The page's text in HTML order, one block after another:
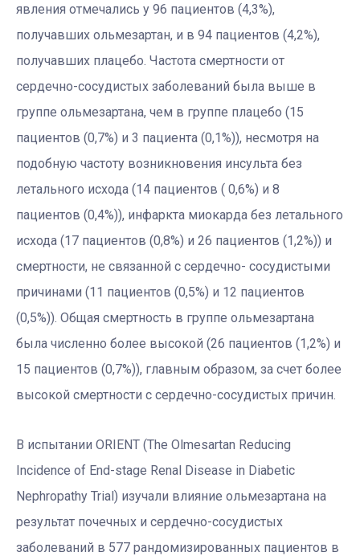
явления отмечались у 96 пациентов (4,3%),
получавших ольмезартан, и в 94 пациентов (4,2%),
получавших плацебо. Частота смертности от
сердечно-сосудистых заболеваний была выше в
группе ольмезартана, чем в группе плацебо (15
пациентов (0,7%) и 3 пациента (0,1%)), несмотря на
подобную частоту возникновения инсульта без
летального исхода (14 пациентов ( 0,6%) и 8
пациентов (0,4%)), инфаркта миокарда без летального
исхода (17 пациентов (0,8%) и 26 пациентов (1,2%)) и
смертности, не связанной с сердечно- сосудистыми
причинами (11 пациентов (0,5%) и 12 пациентов
(0,5%)). Общая смертность в группе ольмезартана
была численно более высокой (26 пациентов (1,2%) и
15 пациентов (0,7%)), главным образом, за счет более
высокой смертности с сердечно-сосудистых причин.
В испытании ORIENT (The Olmesartan Reducing
Incidence of End-stage Renal Disease in Diabetic
Nephropathy Trial) изучали влияние ольмезартана на
результат почечных и сердечно-сосудистых
заболеваний в 577 рандомизированных пациентов в